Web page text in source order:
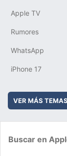
Apple TV
Rumores
WhatsApp
iPhone 17
VER MÁS TEMAS